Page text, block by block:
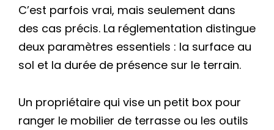
C’est parfois vrai, mais seulement dans
des cas précis. La réglementation distingue
deux paramètres essentiels : la surface au
sol et la durée de présence sur le terrain.
Un propriétaire qui vise un petit box pour
ranger le mobilier de terrasse ou les outils